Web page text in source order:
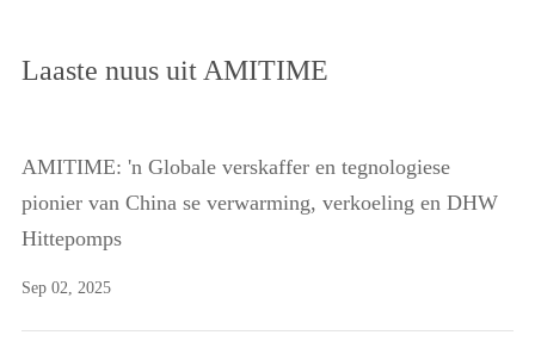
Laaste nuus uit AMITIME
AMITIME: 'n Globale verskaffer en tegnologiese
pionier van China se verwarming, verkoeling en DHW
Hittepomps
Sep 02, 2025